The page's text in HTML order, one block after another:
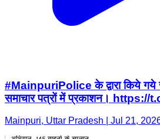
#MainpuriPolice के द्वारा किये गये
समाचार पत्रों में प्रकाशन।
Mainpuri, Uttar Pradesh | Jul 21,